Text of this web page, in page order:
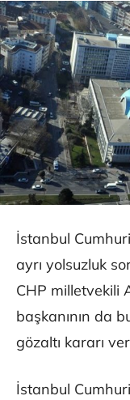
İstanbul
ayrı yolsuzluk
CHP milletvekili
başkanının da
gözaltı kararı
İstanbul